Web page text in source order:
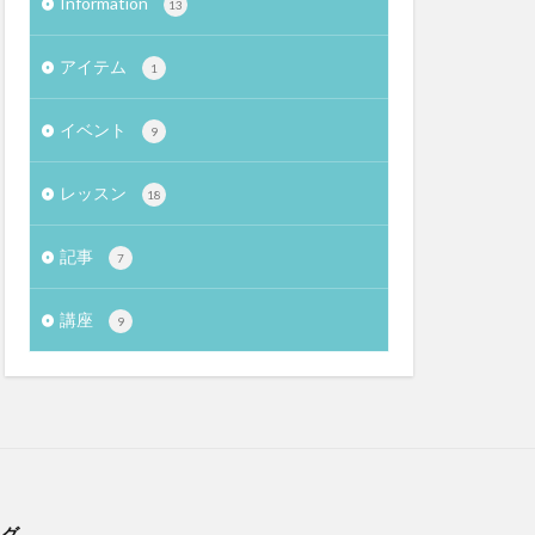
13
アイテム 1
イベント 9
レッスン 18
記事 7
講座 9